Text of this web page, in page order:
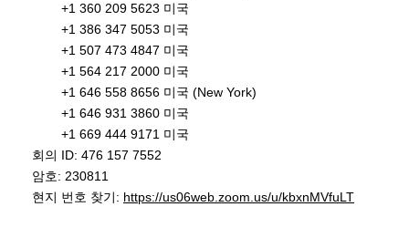
+1 360 209 5623 미국
+1 386 347 5053 미국
+1 507 473 4847 미국
+1 564 217 2000 미국
+1 646 558 8656 미국 (New York)
+1 646 931 3860 미국
+1 669 444 9171 미국
회의 ID: 476 157 7552
암호: 230811
현지 번호 찾기: https://us06web.zoom.us/u/kbxnMVfuLT